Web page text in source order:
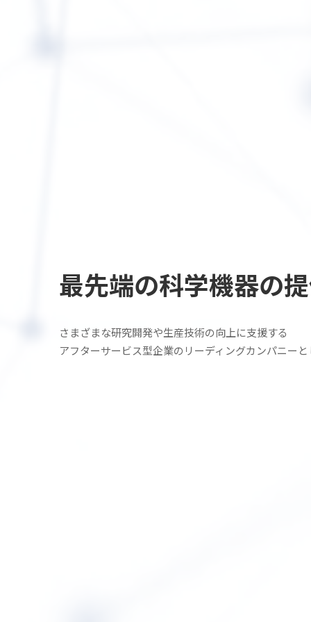
最先端の科学機器の
さまざまな研究開発や生産技術の向上に支援する
アフターサービス型企業の リーディングカンパニー